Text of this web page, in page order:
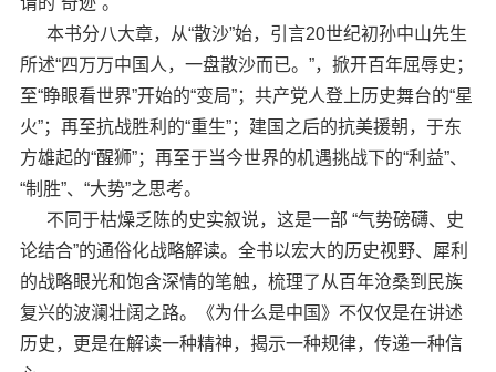
本书分八大章，从“散沙”始，引言20世纪初孙中山先生
所述“四万万中国人，一盘散沙而已。”，掀开百年屈辱史；
至“睁眼看世界”开始的“变局”；共产党人登上历史舞台的“星
火”；再至抗战胜利的“重生”；建国之后的抗美援朝，于东
方雄起的“醒狮”；再至于当今世界的机遇挑战下的“利益”、
“制胜”、“大势”之思考。
不同于枯燥乏陈的史实叙说，这是一部 “气势磅礴、史
论结合”的通俗化战略解读。全书以宏大的历史视野、犀利
的战略眼光和饱含深情的笔触，梳理了从百年沧桑到民族
复兴的波澜壮阔之路。《为什么是中国》不仅仅是在讲述
历史，更是在解读一种精神，揭示一种规律，传递一种信